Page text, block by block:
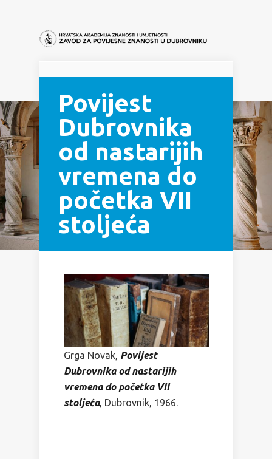
Povijest
Dubrovnika
od nastarijih
vremena do
početka VII
stoljeća
Grga Novak, Povijest
Dubrovnika od nastarijih
vremena do početka VII
stoljeća, Dubrovnik, 1966.